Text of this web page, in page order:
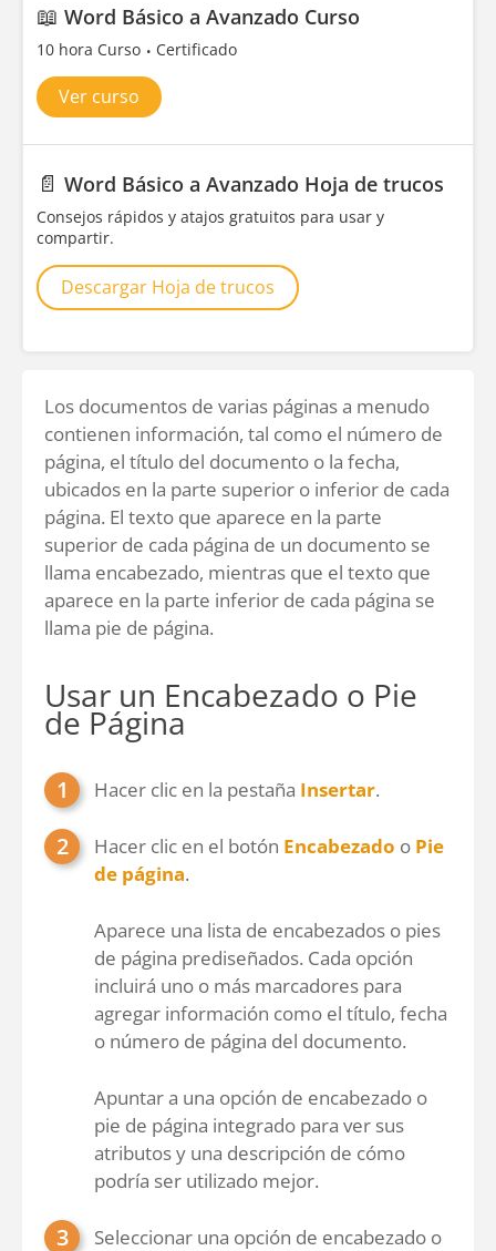
📖 Word Básico a Avanzado Curso
10 hora Curso Certificado
Ver curso
📄 Word Básico a Avanzado Hoja de trucos
Consejos rápidos y atajos gratuitos para usar y
compartir.
Descargar Hoja de trucos
Los documentos de varias páginas a menudo
contienen información, tal como el número de
página, el título del documento o la fecha,
ubicados en la parte superior o inferior de cada
página. El texto que aparece en la parte
superior de cada página de un documento se
llama encabezado, mientras que el texto que
aparece en la parte inferior de cada página se
llama pie de página.
Usar un Encabezado o Pie
de Página
Hacer clic en la pestaña Insertar.
Hacer clic en el botón Encabezado o Pie
de página.
Aparece una lista de encabezados o pies
de página prediseñados. Cada opción
incluirá uno o más marcadores para
agregar información como el título, fecha
o número de página del documento.
Apuntar a una opción de encabezado o
pie de página integrado para ver sus
atributos y una descripción de cómo
podría ser utilizado mejor.
Seleccionar una opción de encabezado o